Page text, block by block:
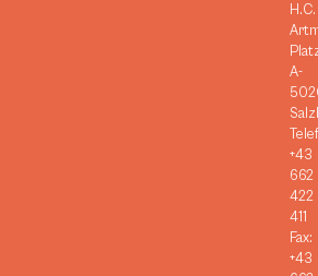
H.C.
A-
+43
662
422
411
Fax:
+43